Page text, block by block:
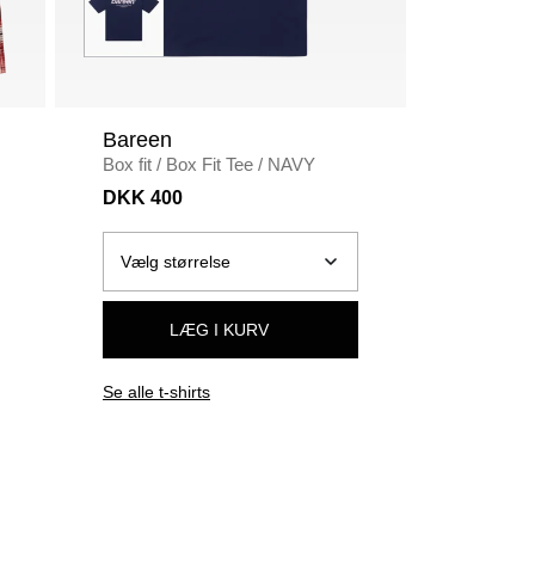
Bareen
Box fit / Box Fit Tee / NAVY
DKK 400
LÆG I KURV
Se alle t-shirts